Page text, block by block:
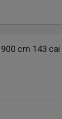
cm 143 cai